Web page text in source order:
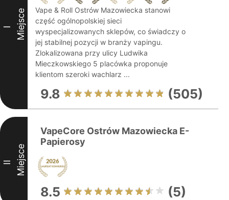
I Miejsce
Vape & Roll Ostrów Mazowiecka stanowi
część ogólnopolskiej sieci
wyspecjalizowanych sklepów, co świadczy o
jej stabilnej pozycji w branży vapingu.
Zlokalizowana przy ulicy Ludwika
Mieczkowskiego 5 placówka proponuje
klientom szeroki wachlarz ...
9.8 (505)
II Miejsce
VapeCore Ostrów Mazowiecka E-
Papierosy
8.5 (5)